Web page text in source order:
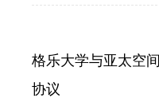
格乐大学与亚太空
协议